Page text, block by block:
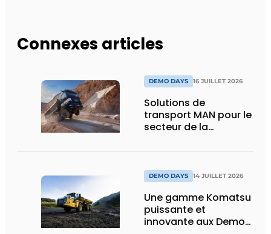
Connexes articles
DEMO DAYS 16 JUILLET 2026
Solutions de
transport MAN pour le
secteur de la
DEMO DAYS 14 JUILLET 2026
Une gamme Komatsu
puissante et
innovante aux Demo